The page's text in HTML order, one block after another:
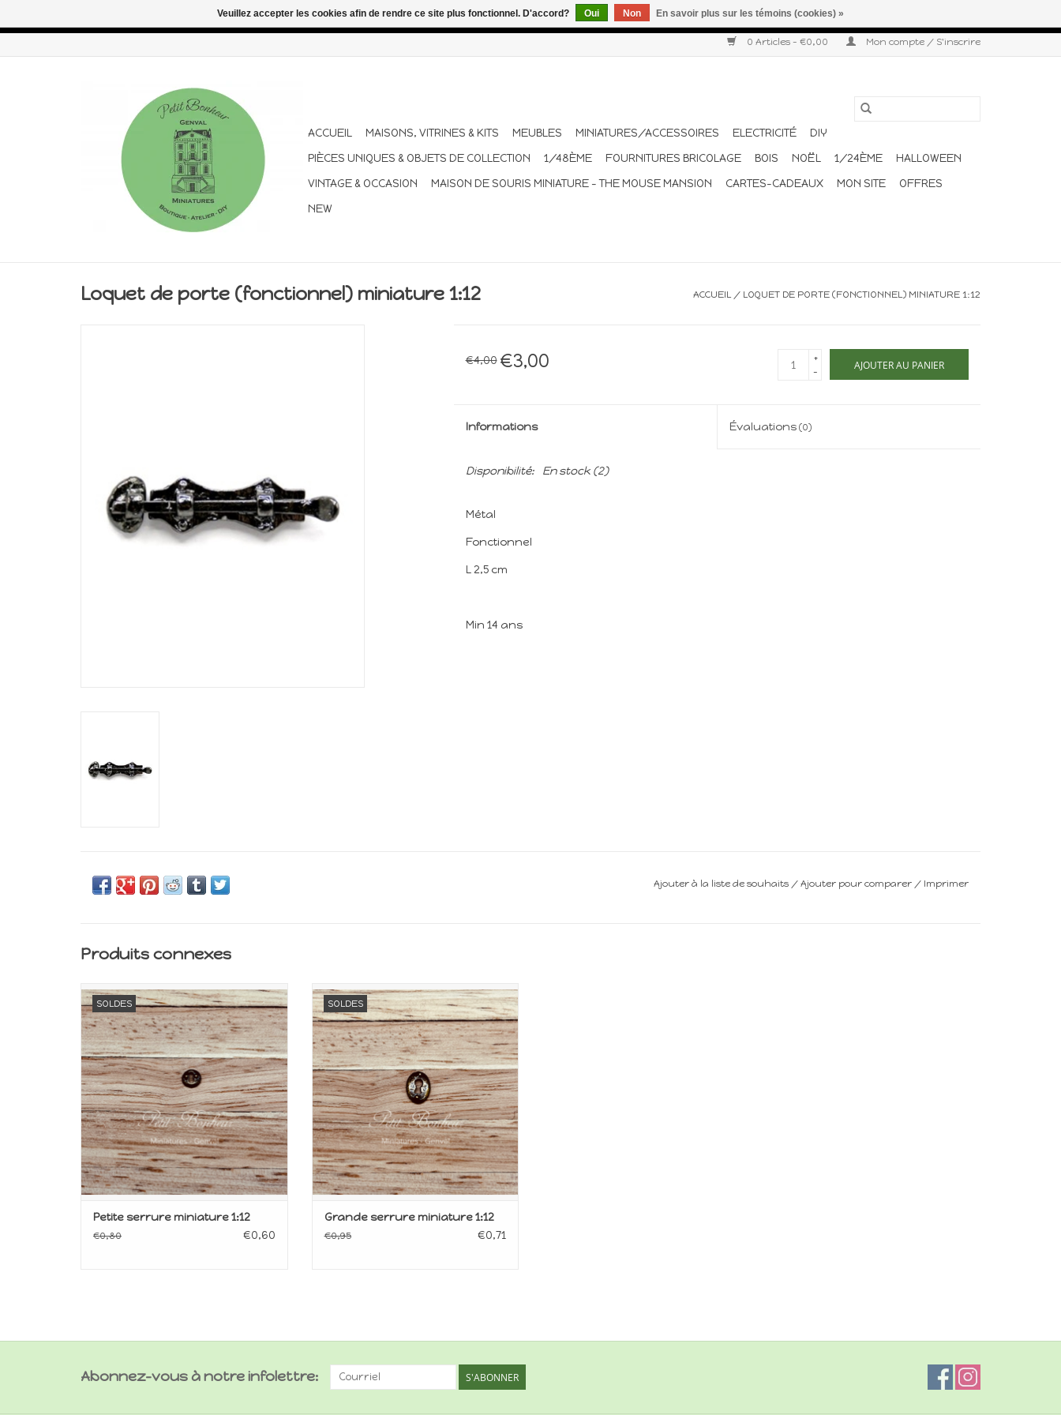
0 Articles - €0,00 Mon compte / S'inscrire
ACCUEIL MAISONS, VITRINES & KITS MEUBLES MINIATURES/ACCESSOIRES ELECTRICITÉ
DIY
PIÈCES UNIQUES & OBJETS DE COLLECTION
1/48ÈME FOURNITURES BRICOLAGE BOIS NOËL 1/24ÈME
HALLOWEEN
VINTAGE & OCCASION
MAISON DE SOURIS MINIATURE - THE MOUSE MANSION CARTES-CADEAUX MON SITE
OFFRES
NEW
Loquet de porte (fonctionnel) miniature 1:12 ACCUEIL / LOQUET DE PORTE (FONCTIONNEL) MINIATURE 1:12
€4,00 €3,00
+
-
AJOUTER AU PANIER
Informations Évaluations(0)
Disponibilité: En stock(2)
Métal
Fonctionnel
L 2,5 cm
Min 14 ans
Ajouter à la liste de souhaits / Ajouter pour comparer / Imprimer
Produits connexes
SOLDES
Miniature pour maison de poupée
Echelle 1:12
AJOUTER AU PANIER
Petite serrure miniature 1:12
€0,80 €0,60
SOLDES
Miniature pour maison de poupée
Echelle 1:12
AJOUTER AU PANIER
Grande serrure miniature 1:12
€0,95 €0,71
Abonnez-vous à notre infolettre: S'ABONNER
Veuillez accepter les cookies afin de rendre ce site plus fonctionnel. D'accord? Oui Non En savoir plus sur les témoins (cookies) »
Congés d'été : les commandes continuent d'être expédiées pendant les vacances. Les envois sont effectués une à deux fois par semaine. Merci pour votre compréhension et votre confiance.